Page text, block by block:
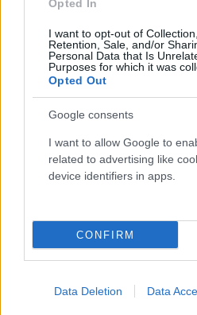
Opted In
I want to opt-out of
Retention, Sale, and/or
Personal Data that Is
Purposes for which it was
Opted Out
Google consents
I want to allow Google to
related to advertising like
device identifiers in apps.
CONFIRM
Data Deletion Data
5,8% στην ομάδα
κυρίως των τιμών σε:
καινούργια αυτοκίνητα,
επιβατών με αεροπλάνο.
2. Από τις μειώσεις των
και υπόδησης.
νοικοκυριού και